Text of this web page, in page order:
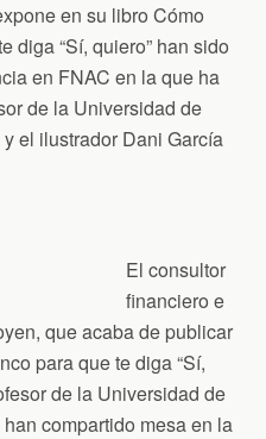
en su libro Cómo
diga “Sí, quiero” han sido
en FNAC en la que ha
de la Universidad de
el ilustrador Dani García
El consultor
financiero e
que acaba de publicar
para que te diga “Sí,
de la Universidad de
compartido mesa en la